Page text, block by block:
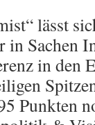
lässt
Sachen
in den
Punkten